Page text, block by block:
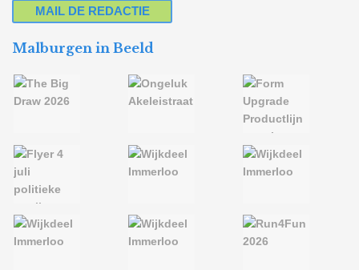
MAIL DE REDACTIE
Malburgen in Beeld